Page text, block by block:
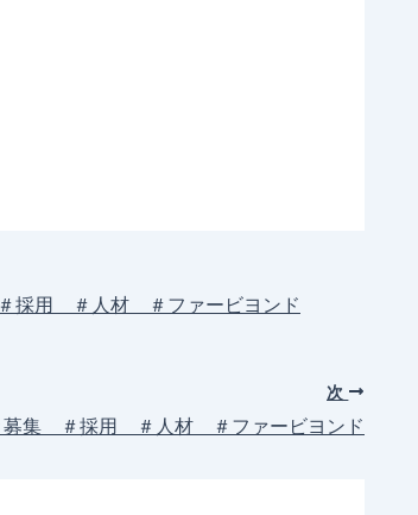
用 ＃人材 ＃ファービヨンド
次
＃採用 ＃人材 ＃ファービヨンド